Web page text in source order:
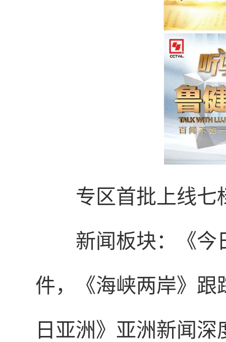
专区首批上线七
新闻板块：
《
件，《海峡两岸》跟
日亚洲》亚洲新闻深